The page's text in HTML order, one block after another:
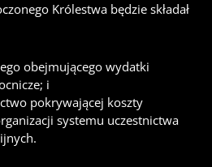
Królestwa będzie składał
obejmującego wydatki
i
pokrywającej koszty
systemu uczestnictwa